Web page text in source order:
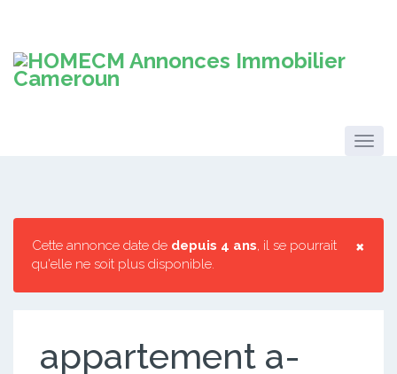
×
Cette annonce date de depuis 4 ans, il se pourrait
qu'elle ne soit plus disponible.
appartement a-